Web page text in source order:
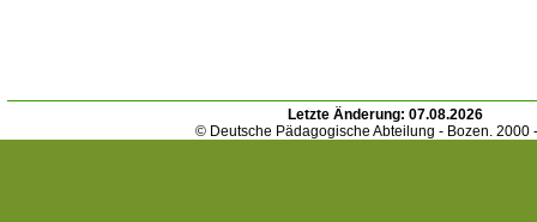
Letzte Änderung: 07.08.2026
© Deutsche Pädagogische Abteilung - Bozen. 2000